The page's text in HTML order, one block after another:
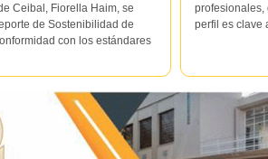
Ceibal, Fiorella Haim, se
de Sostenibilidad de
con los estándares
profesionales,
perfil es clave